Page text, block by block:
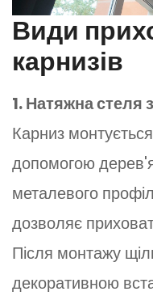
Види
карнизів
1. Натяжна стеля
Карниз
допомогою
металевого
дозволяє
Після монтажу
декоративною